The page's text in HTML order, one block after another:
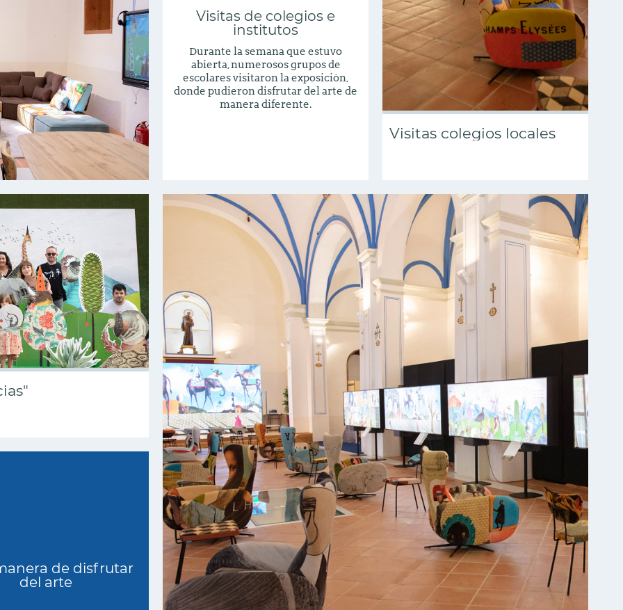
Visitas colegios locales
Visitas de colegios e
institutos
Durante la semana que estuvo
abierta, numerosos grupos de
escolares visitaron la exposición,
donde pudieron disfrutar del arte de
manera diferente.
de disfrutar
del arte